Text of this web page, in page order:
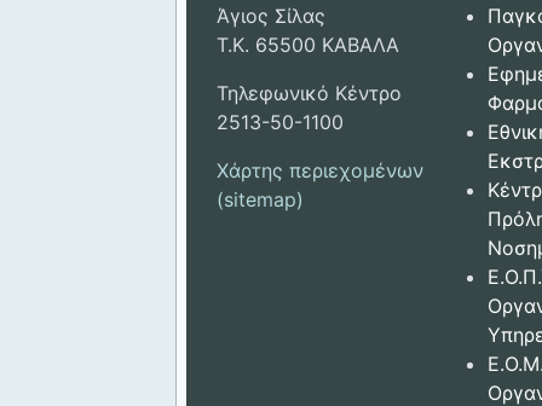
Άγιος Σίλας
Τ.Κ. 65500 ΚΑΒΑΛΑ
Τηλεφωνικό Κέντρο
2513-50-1100
Χάρτης περιεχομένων
(sitemap)